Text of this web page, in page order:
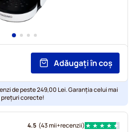
Adăugați în coș
de peste 249,00 Lei. Garanția celui mai
corecte!
4.5 (43 mii+recenzii)